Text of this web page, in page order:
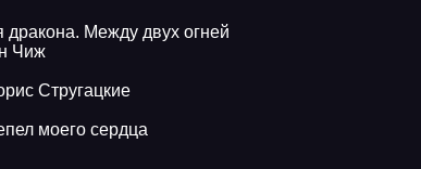
Между двух огней
Чиж
Стругацкие
моего сердца